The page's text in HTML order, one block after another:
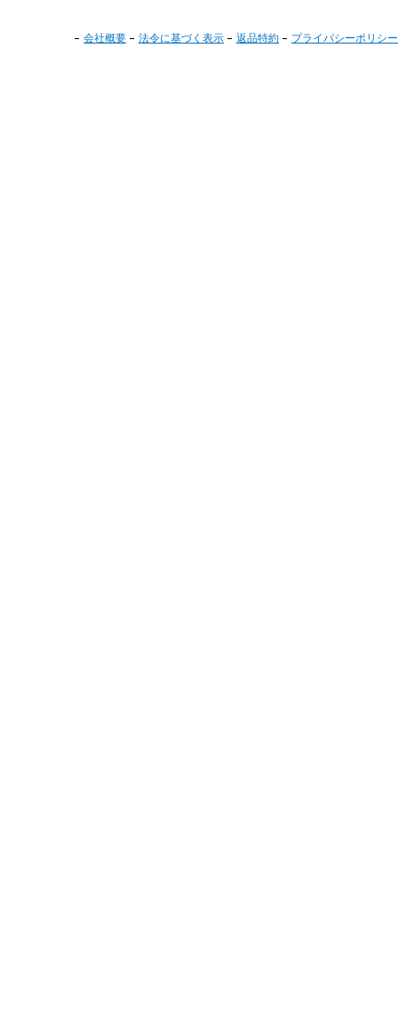
会社概要 法令に基づく表示 返品特約 プライバシーポリシー